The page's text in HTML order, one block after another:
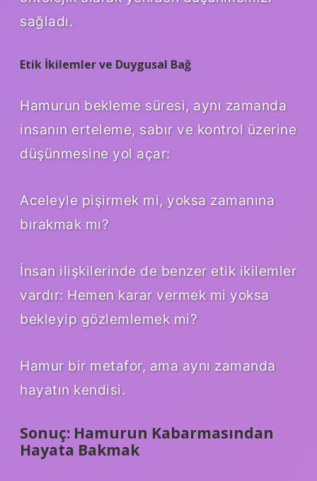
sağladı.
Etik İkilemler ve Duygusal Bağ
Hamurun bekleme süresi, aynı zamanda
insanın erteleme, sabır ve kontrol üzerine
düşünmesine yol açar:
Aceleyle pişirmek mi, yoksa zamanına
bırakmak mı?
İnsan ilişkilerinde de benzer etik ikilemler
vardır: Hemen karar vermek mi yoksa
bekleyip gözlemlemek mi?
Hamur bir metafor, ama aynı zamanda
hayatın kendisi.
Sonuç: Hamurun Kabarmasından
Hayata Bakmak